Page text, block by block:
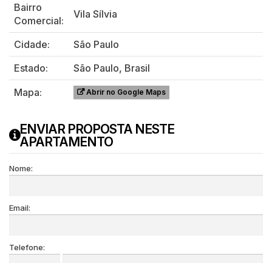
Bairro
Comercial:
Vila Sílvia
Cidade:
São Paulo
Estado:
São Paulo, Brasil
Mapa:
Abrir no Google Maps
ENVIAR PROPOSTA NESTE
APARTAMENTO
Nome:
Email:
Telefone: